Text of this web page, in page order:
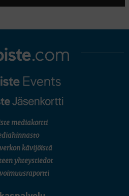
2026
mediakortti
kävijöistä
yhteystiedot